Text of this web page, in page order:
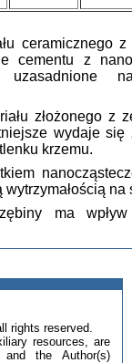
ceramicznego
cementu z
złożonego z
wydaje się
krzemu.
na
ma
rights reserved.
resources, are
the Author(s)